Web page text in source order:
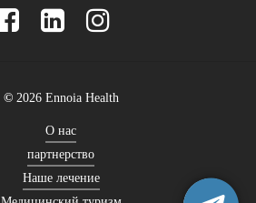
© 2026Ennoia Health
О нас
партнерство
Наше лечение